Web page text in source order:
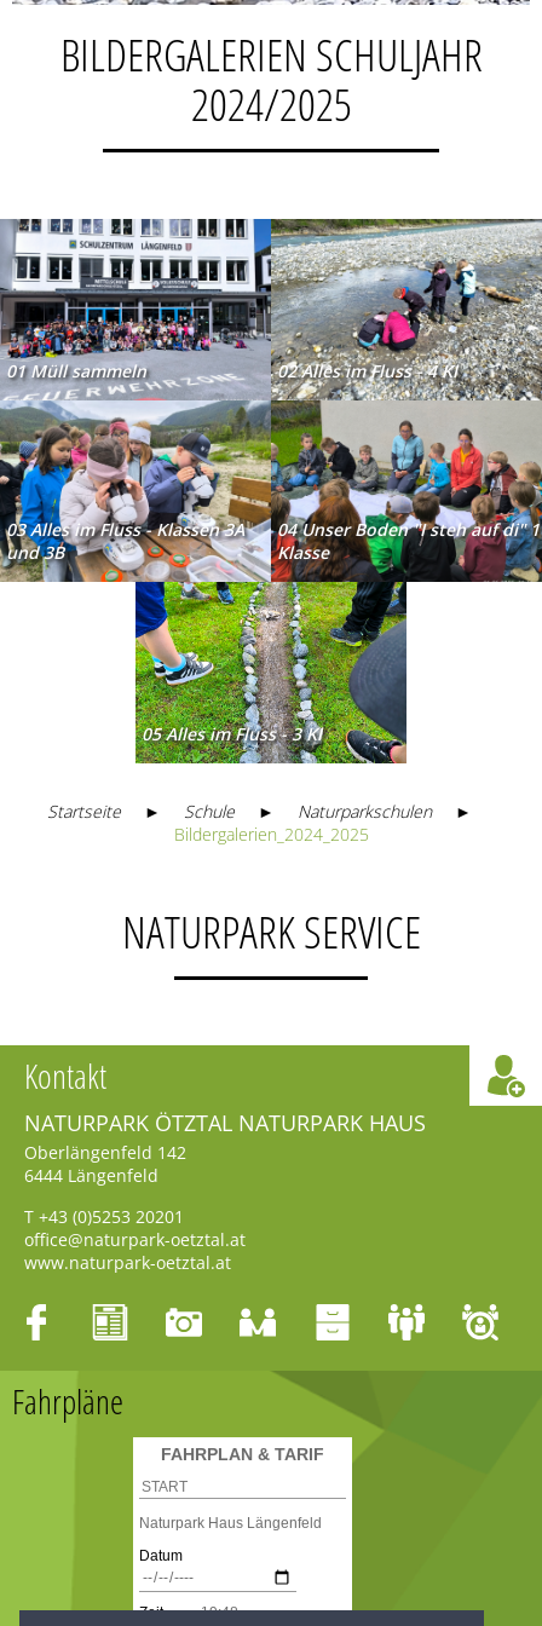
BILDERGALERIEN SCHULJAHR
2024/2025
01 Müll sammeln 02 Alles im Fluss - 4 Kl
03 Alles im Fluss - Klassen 3A
und 3B
04 Unser Boden "I steh auf di" 1
Klasse
05 Alles im Fluss - 3 Kl
Startseite ► Schule ► Naturparkschulen
►
Bildergalerien_2024_2025
NATURPARK SERVICE
Kontakt
NATURPARK ÖTZTAL NATURPARK HAUS
Oberlängenfeld 142
6444 Längenfeld
T +43 (0)5253 20201
office@naturpark-oetztal.at
www.naturpark-oetztal.at
Fahrpläne